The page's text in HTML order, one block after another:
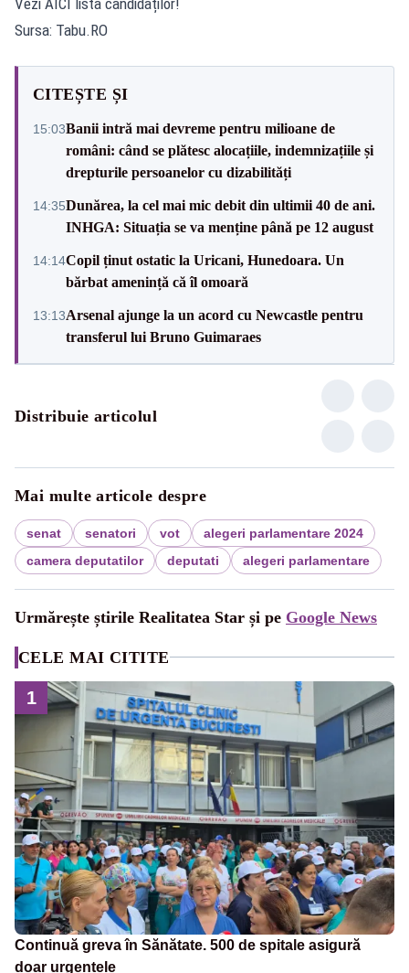
Sursa: Tabu.RO
CITEȘTE ȘI
15:03Banii intră mai devreme pentru milioane de
români: când se plătesc alocațiile, indemnizațiile și
drepturile persoanelor cu dizabilități
14:35Dunărea, la cel mai mic debit din ultimii 40 de ani.
INHGA: Situația se va menține până pe 12 august
14:14Copil ținut ostatic la Uricani, Hunedoara. Un
bărbat amenință că îl omoară
13:13Arsenal ajunge la un acord cu Newcastle pentru
transferul lui Bruno Guimaraes
Distribuie articolul
Mai multe articole despre
senat senatori vot
alegeri parlamentare 2024
camera deputatilor
deputati alegeri parlamentare
Urmărește știrile Realitatea Star și pe Google News
CELE MAI CITITE
1
Continuă greva în Sănătate. 500 de spitale asigură
doar urgențele